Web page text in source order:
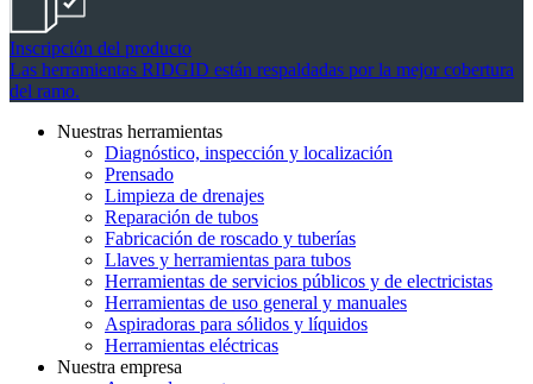
Inscripción del producto
Las herramientas RIDGID están respaldadas por la mejor cobertura
del ramo.
Nuestras herramientas
Diagnóstico, inspección y localización
Prensado
Limpieza de drenajes
Reparación de tubos
Fabricación de roscado y tuberías
Llaves y herramientas para tubos
Herramientas de servicios públicos y de electricistas
Herramientas de uso general y manuales
Aspiradoras para sólidos y líquidos
Herramientas eléctricas
Nuestra empresa